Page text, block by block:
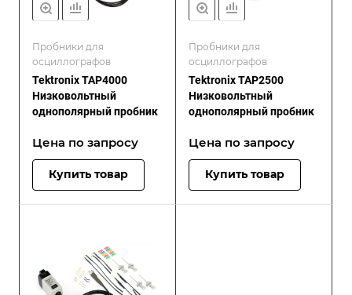
Пробники для
осциллографов
Tektronix TAP4000
Низковольтный
однополярный пробник
Цена по запросу
Купить товар
Пробники для
осциллографов
Tektronix TAP2500
Низковольтный
однополярный пробник
Цена по запросу
Купить товар